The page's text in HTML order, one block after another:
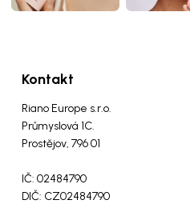
Kontakt
Riano Europe s.r.o.
Průmyslová 1C.
Prostějov, 796 01
IČ: 02484790
DIČ: CZ02484790